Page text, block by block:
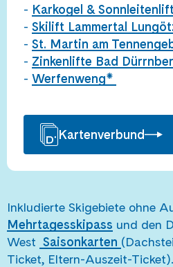
- Karkogel &
- Skilift Lammertal
- St. Martin am
- Zinkenlifte Bad
- Werfenweng*
Kartenverbund
Inkludierte Skigebiete ohne
Mehrtagesskipass und den
West Saisonkarten
Ticket, Eltern-Auszeit-Ticket).